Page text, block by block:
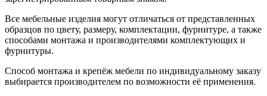
Все мебельные изделия могут отличаться от представленных
образцов по цвету, размеру, комплектации, фурнитуре, а также
способами монтажа и производителями комплектующих и
фурнитуры.
Способ монтажа и крепёж мебели по индивидуальному заказу
выбирается производителем по возможности её применения.